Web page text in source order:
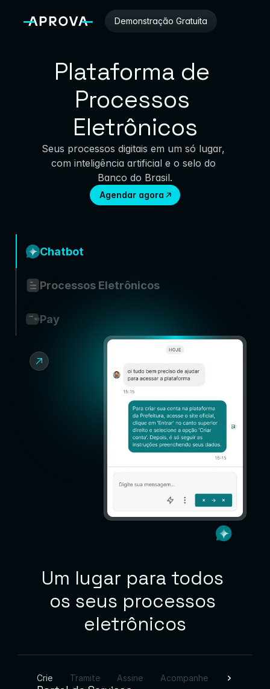
Demonstração Gratuita
Plataforma de
Processos
Eletrônicos
Seus processos digitais em um só lugar,
com inteligência artificial e o selo do
Banco do Brasil.
Agendar agora
Um lugar para todos
os seus processos
eletrônicos
Crie Tramite Assine Acompanhe
Chatbot
Processos Eletrônicos
Pay